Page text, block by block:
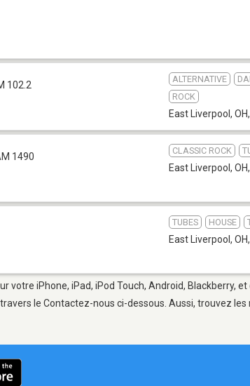
102.2
ALTERNATIVE
ROCK
East Liverpool, OH,
1490
CLASSIC ROCK
East Liverpool, OH,
TUBES HOUSE
East Liverpool, OH,
votre iPhone, iPad, iPod Touch, Android, Blackberry,
le Contactez-nous ci-dessous. Aussi, trouvez